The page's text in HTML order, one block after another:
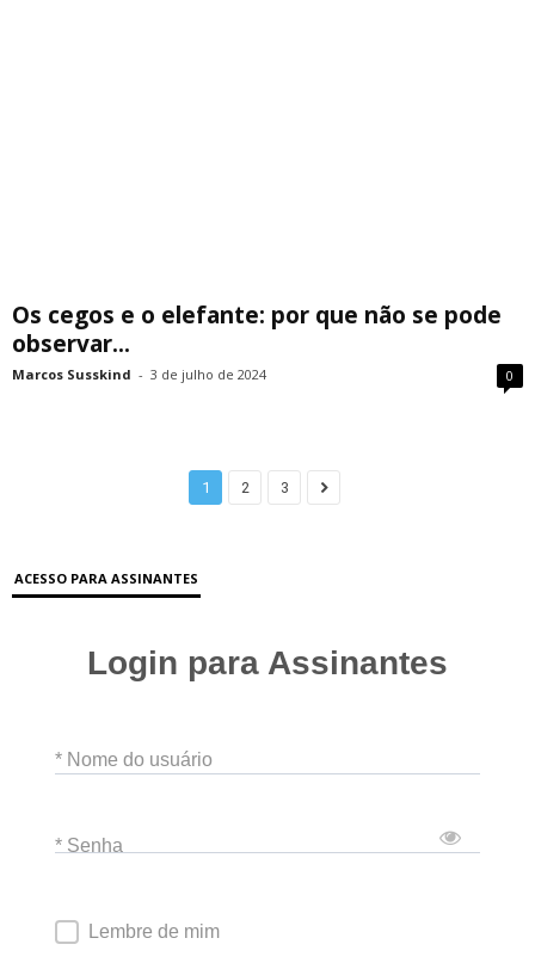
Os cegos e o elefante: por que não se pode
observar...
Marcos Susskind - 3 de julho de 2024 0
1 2 3
ACESSO PARA ASSINANTES
Login para Assinantes
* Nome do usuário
* Senha
Lembre de mim